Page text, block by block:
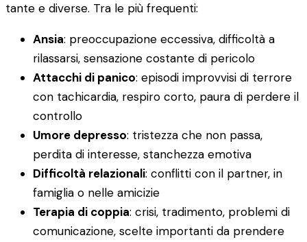
tante e diverse. Tra le più frequenti:
Ansia: preoccupazione eccessiva, difficoltà a
rilassarsi, sensazione costante di pericolo
Attacchi di panico: episodi improvvisi di terrore
con tachicardia, respiro corto, paura di perdere il
controllo
Umore depresso: tristezza che non passa,
perdita di interesse, stanchezza emotiva
Difficoltà relazionali: conflitti con il partner, in
famiglia o nelle amicizie
Terapia di coppia: crisi, tradimento, problemi di
comunicazione, scelte importanti da prendere